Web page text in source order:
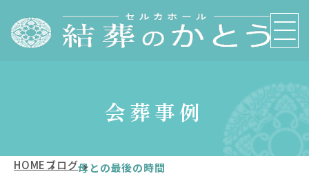
会葬事例
HOMEブログ母との最後の時間